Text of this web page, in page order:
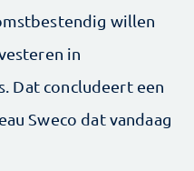
willen
in
Dat concludeert een
Sweco dat vandaag